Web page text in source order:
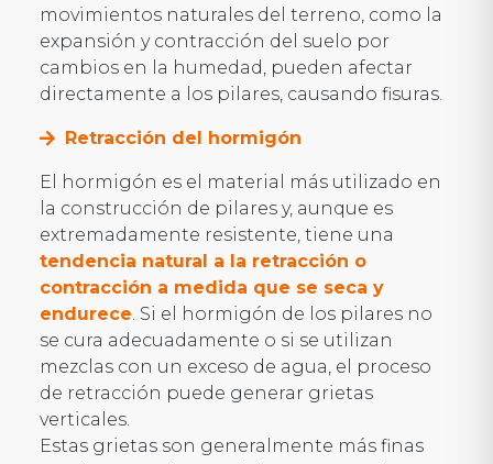
movimientos naturales del terreno, como la
expansión y contracción del suelo por
cambios en la humedad, pueden afectar
directamente a los pilares, causando fisuras.
Retracción del hormigón
El hormigón es el material más utilizado en
la construcción de pilares y, aunque es
extremadamente resistente, tiene una
tendencia natural a la retracción o
contracción a medida que se seca y
endurece. Si el hormigón de los pilares no
se cura adecuadamente o si se utilizan
mezclas con un exceso de agua, el proceso
de retracción puede generar grietas
verticales.
Estas grietas son generalmente más finas